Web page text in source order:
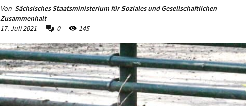
Von Sächsisches Staatsministerium für Soziales und Gesellschaftlichen
Zusammenhalt
17. Juli 2021
0 145